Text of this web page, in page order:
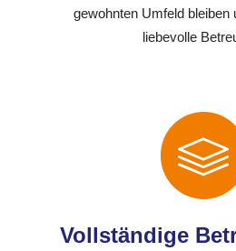
gewohnten Umfeld bleiben
liebevolle
Vollständige